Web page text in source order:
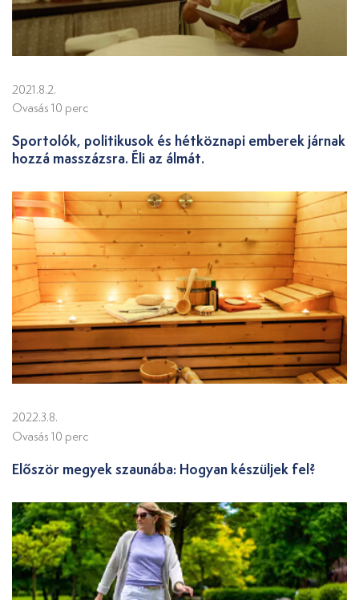
2021.8.2.
Ovasás 10 perc
Sportolók, politikusok és hétköznapi emberek járnak
hozzá masszázsra. Éli az álmát.
2022.3.8.
Ovasás 10 perc
Először megyek szaunába: Hogyan készüljek fel?